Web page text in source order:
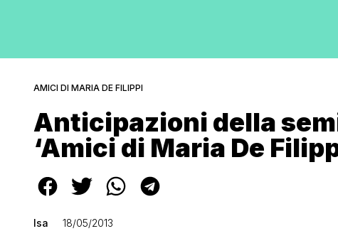
AMICI DI MARIA DE FILIPPI
Anticipazioni della
‘Amici di Maria De
Isa 18/05/2013